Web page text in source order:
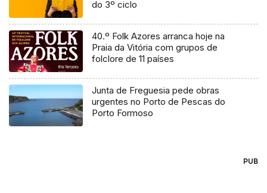
do 3º ciclo
40.º Folk Azores arranca hoje na
Praia da Vitória com grupos de
folclore de 11 países
Junta de Freguesia pede obras
urgentes no Porto de Pescas do
Porto Formoso
PUB